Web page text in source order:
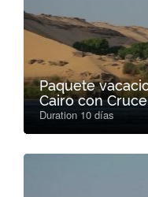
Paquete
Cairo con
Duration 10 días